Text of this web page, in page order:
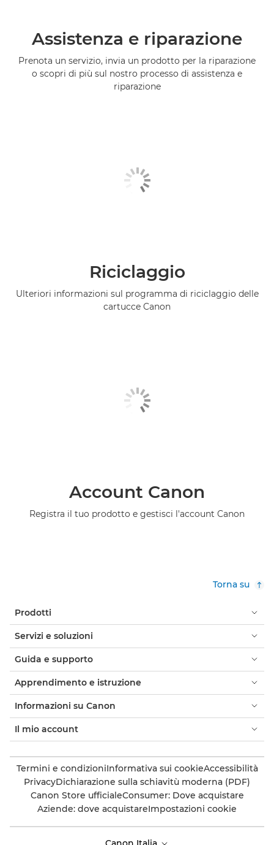
Assistenza e riparazione
Prenota un servizio, invia un prodotto per la riparazione
o scopri di più sul nostro processo di assistenza e
riparazione
Riciclaggio
Ulteriori informazioni sul programma di riciclaggio delle
cartucce Canon
Account Canon
Registra il tuo prodotto e gestisci l'account Canon
Torna su
Prodotti
Servizi e soluzioni
Guida e supporto
Apprendimento e istruzione
Informazioni su Canon
Il mio account
Termini e condizioniInformativa sui cookieAccessibilità
PrivacyDichiarazione sulla schiavitù moderna (PDF)
Canon Store ufficialeConsumer: Dove acquistare
Aziende: dove acquistareImpostazioni cookie